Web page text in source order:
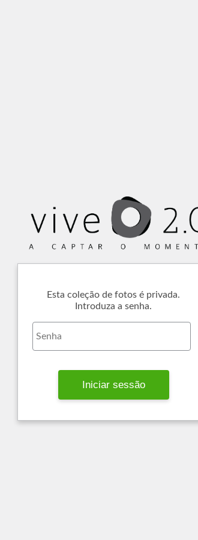
Esta coleção de fotos é privada.
Introduza a senha.
Iniciar sessão